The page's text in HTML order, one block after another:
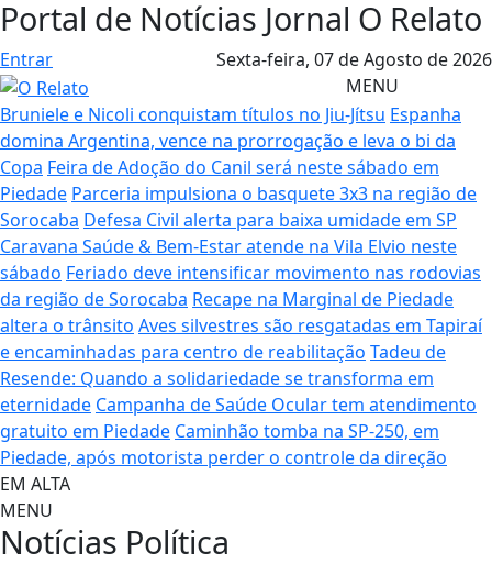
Portal de Notícias Jornal O Relato
Entrar Sexta-feira, 07 de Agosto de 2026
MENU
Bruniele e Nicoli conquistam títulos no Jiu-Jítsu Espanha
domina Argentina, vence na prorrogação e leva o bi da
Copa Feira de Adoção do Canil será neste sábado em
Piedade Parceria impulsiona o basquete 3x3 na região de
Sorocaba Defesa Civil alerta para baixa umidade em SP
Caravana Saúde & Bem-Estar atende na Vila Elvio neste
sábado Feriado deve intensificar movimento nas rodovias
da região de Sorocaba Recape na Marginal de Piedade
altera o trânsito Aves silvestres são resgatadas em Tapiraí
e encaminhadas para centro de reabilitação Tadeu de
Resende: Quando a solidariedade se transforma em
eternidade Campanha de Saúde Ocular tem atendimento
gratuito em Piedade Caminhão tomba na SP-250, em
Piedade, após motorista perder o controle da direção
EM ALTA
MENU
Notícias Política